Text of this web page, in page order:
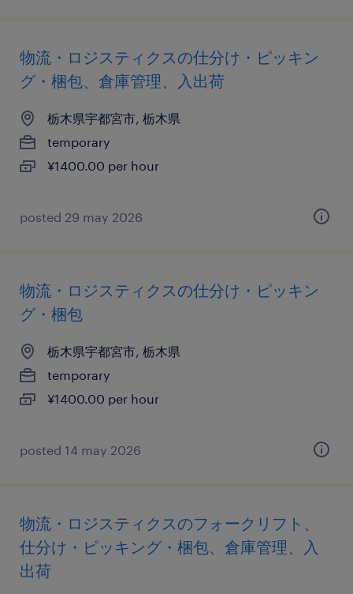
物流・ロジスティクスの仕分け・ピッキン
グ・梱包、倉庫管理、入出荷
栃木県宇都宮市, 栃木県
temporary
¥1400.00 per hour
posted 29 may 2026
物流・ロジスティクスの仕分け・ピッキン
グ・梱包
栃木県宇都宮市, 栃木県
temporary
¥1400.00 per hour
posted 14 may 2026
物流・ロジスティクスのフォークリフト、
仕分け・ピッキング・梱包、倉庫管理、入
出荷